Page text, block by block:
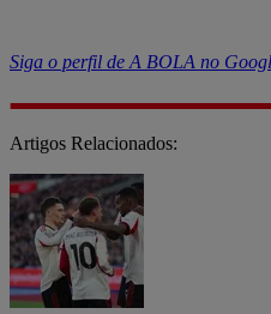
Siga o perfil de A BOLA no
Artigos Relacionados: